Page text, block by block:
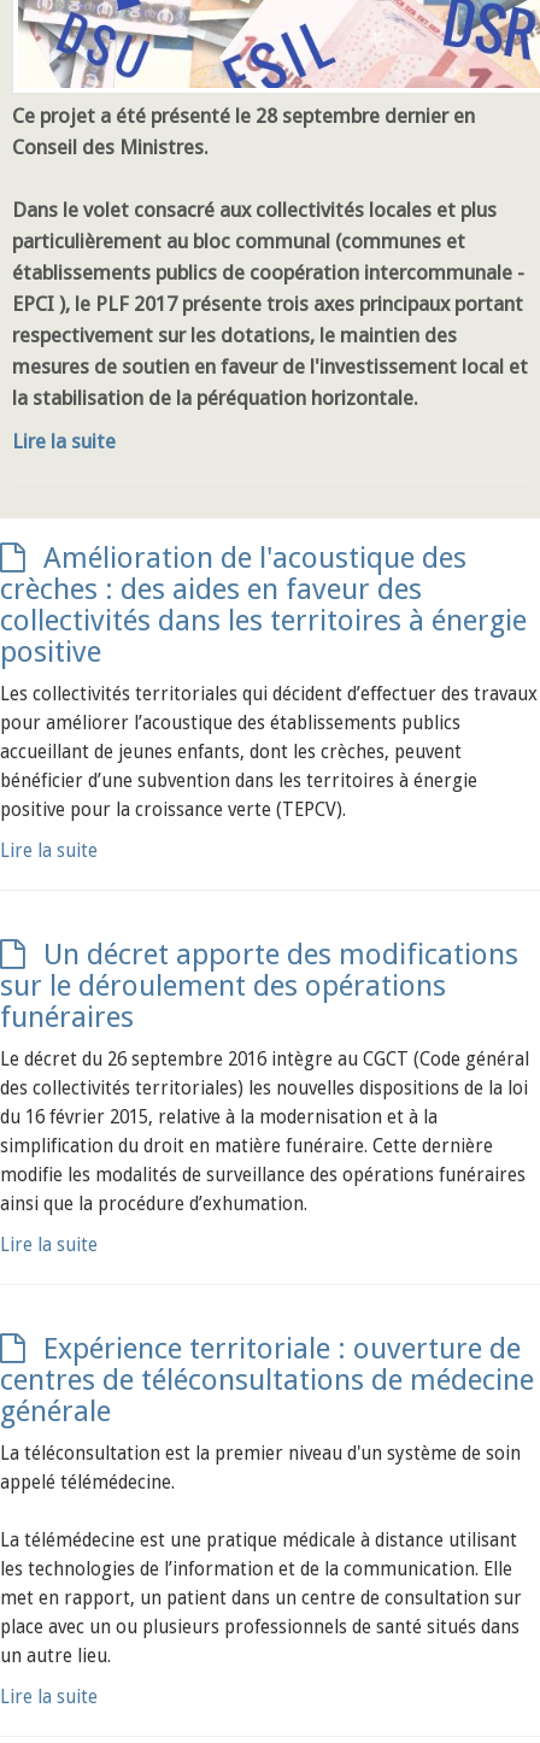
Ce projet a été présenté le 28 septembre dernier en
Conseil des Ministres.
Dans le volet consacré aux collectivités locales et plus
particulièrement au bloc communal (communes et
établissements publics de coopération intercommunale -
EPCI ), le PLF 2017 présente trois axes principaux portant
respectivement sur les dotations, le maintien des
mesures de soutien en faveur de l'investissement local et
la stabilisation de la péréquation horizontale.
Lire la suite
Amélioration de l'acoustique des
crèches : des aides en faveur des
collectivités dans les territoires à énergie
positive
Les collectivités territoriales qui décident d’effectuer des travaux
pour améliorer l’acoustique des établissements publics
accueillant de jeunes enfants, dont les crèches, peuvent
bénéficier d’une subvention dans les territoires à énergie
positive pour la croissance verte (TEPCV).
Lire la suite
Un décret apporte des modifications
sur le déroulement des opérations
funéraires
Le décret du 26 septembre 2016 intègre au CGCT (Code général
des collectivités territoriales) les nouvelles dispositions de la loi
du 16 février 2015, relative à la modernisation et à la
simplification du droit en matière funéraire. Cette dernière
modifie les modalités de surveillance des opérations funéraires
ainsi que la procédure d’exhumation.
Lire la suite
Expérience territoriale : ouverture de
centres de téléconsultations de médecine
générale
La téléconsultation est la premier niveau d'un système de soin
appelé télémédecine.
La télémédecine est une pratique médicale à distance utilisant
les technologies de l’information et de la communication. Elle
met en rapport, un patient dans un centre de consultation sur
place avec un ou plusieurs professionnels de santé situés dans
un autre lieu.
Lire la suite